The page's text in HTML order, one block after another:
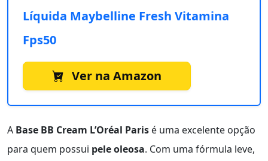
Líquida Maybelline Fresh Vitamina
Fps50
Ver na Amazon
A Base BB Cream L’Oréal Paris é uma excelente opção
para quem possui pele oleosa. Com uma fórmula leve,